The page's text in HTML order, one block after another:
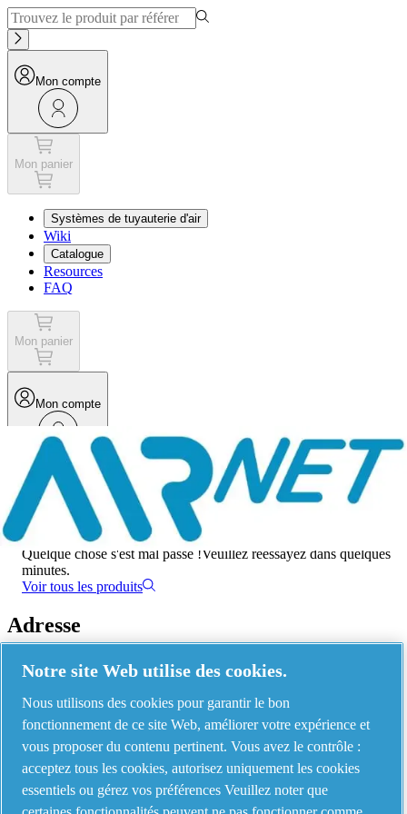
Mon compte
Mon panier
Systèmes de tuyauterie d'air
Wiki
Catalogue
Resources
FAQ
Mon panier
Mon compte
Menu
Une erreur s'est produite
Quelque chose s'est mal passé !Veuillez réessayez dans quelques
minutes.
Voir tous les produits
Adresse
AIRnet - C.Aria.C
Via Selva Maiolo, 5/7 - 36075, Montecchio Maggiore, Vicenza Italy
Contact us
Notre site Web utilise des cookies.
Nous utilisons des cookies pour garantir le bon
fonctionnement de ce site Web, améliorer votre expérience et
vous proposer du contenu pertinent. Vous avez le contrôle :
acceptez tous les cookies, autorisez uniquement les cookies
essentiels ou gérez vos préférences Veuillez noter que